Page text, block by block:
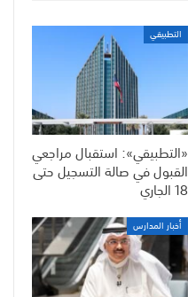
التطبيقي
«التطبيقي»: استقبال مراجعي
القبول في صالة التسجيل حتى
18 الجاري
أخبار المدارس